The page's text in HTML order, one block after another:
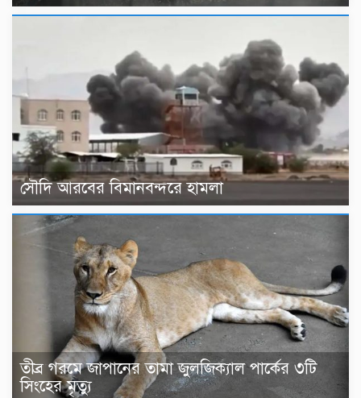
সৌদি আরবের বিমানবন্দরে হামলা
তীব্র গরমে জাপানের তামা জুলজিক্যাল পার্কের ৩টি
সিংহের মৃত্যু